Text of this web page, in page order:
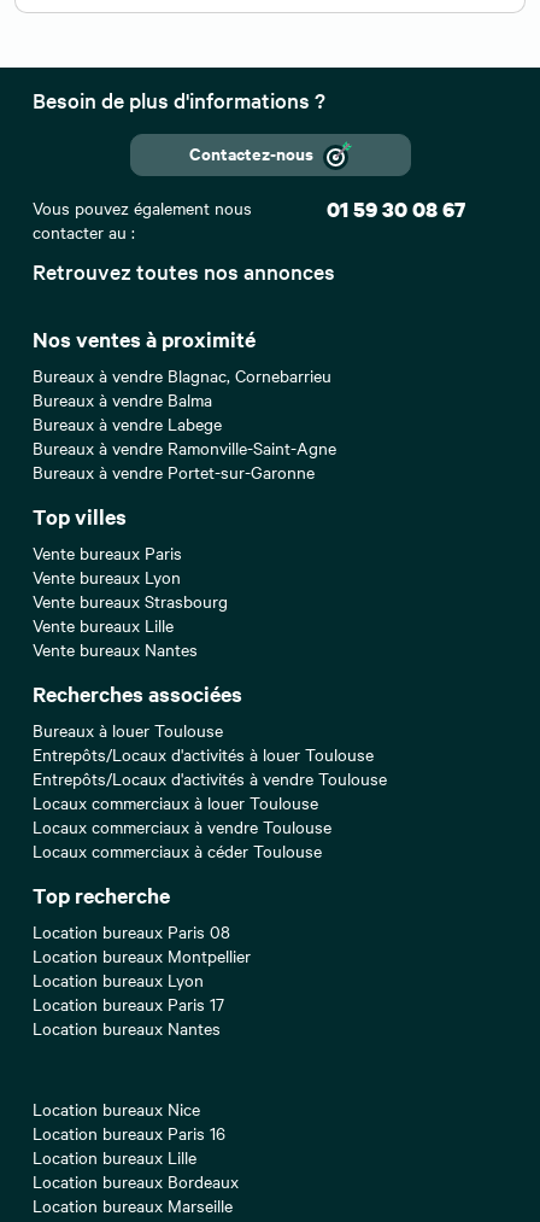
Retrouvez toutes nos annonces
Nos ventes à proximité
Bureaux à vendre Blagnac, Cornebarrieu
Bureaux à vendre Balma
Bureaux à vendre Labege
Bureaux à vendre Ramonville-Saint-Agne
Bureaux à vendre Portet-sur-Garonne
Top villes
Vente bureaux Paris
Vente bureaux Lyon
Vente bureaux Strasbourg
Vente bureaux Lille
Vente bureaux Nantes
Recherches associées
Bureaux à louer Toulouse
Entrepôts/Locaux d'activités à louer Toulouse
Entrepôts/Locaux d'activités à vendre Toulouse
Locaux commerciaux à louer Toulouse
Locaux commerciaux à vendre Toulouse
Locaux commerciaux à céder Toulouse
Top recherche
Location bureaux Paris 08
Location bureaux Montpellier
Location bureaux Lyon
Location bureaux Paris 17
Location bureaux Nantes
Location bureaux Nice
Location bureaux Paris 16
Location bureaux Lille
Location bureaux Bordeaux
Location bureaux Marseille
Besoin de plus d'informations ?
Contactez-nous
Vous pouvez également nous
contacter au :
01 59 30 08 67